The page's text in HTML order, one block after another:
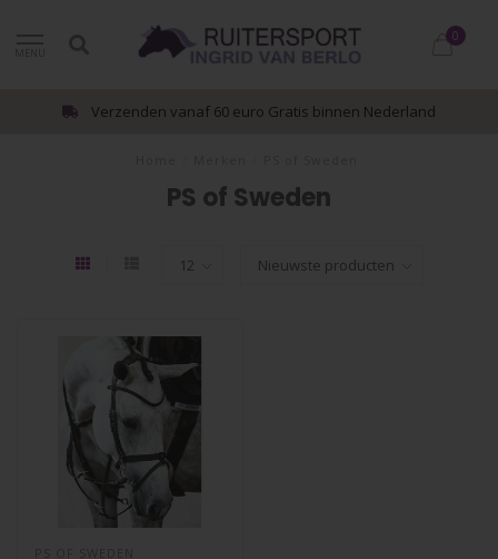
0
Verzenden vanaf 60 euro Gratis binnen Nederland
PS of Sweden